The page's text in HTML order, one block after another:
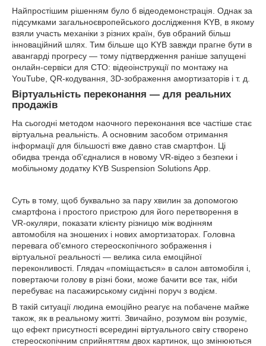
Найпростішим рішенням було б відеодемонстрація. Однак за
підсумками загальноєвропейського дослідження KYB, в якому
взяли участь механіки з різних країн, був обраний більш
інноваційний шлях. Тим більше що KYB завжди прагне бути в
авангарді прогресу — тому підтвердження раніше запущені
онлайн-сервіси для СТО: відеоінструкції по монтажу на
YouTube, QR-кодування, 3D-зображення амортизаторів і т. д.
Віртуальність переконання — для реальних
продажів
На сьогодні методом наочного переконання все частіше стає
віртуальна реальність. А основним засобом отримання
інформації для більшості вже давно став смартфон. Ці
обидва тренда об'єдналися в новому VR-відео з безпеки і
мобільному додатку KYB Suspension Solutions App.
Суть в тому, щоб буквально за пару хвилин за допомогою
смартфона і простого пристрою для його перетворення в
VR-окуляри, показати клієнту різницю між водінням
автомобіля на зношених і нових амортизаторах. Головна
перевага об'ємного стереоскопічного зображення і
віртуальної реальності — велика сила емоційної
переконливості. Глядач «поміщається» в салон автомобіля і,
повертаючи голову в різні боки, може бачити все так, ніби
перебуває на пасажирському сидінні поруч з водієм.
В такій ситуації людина емоційно реагує на побачене майже
також, як в реальному житті. Звичайно, розумом він розуміє,
що ефект присутності всередині віртуального світу створено
стереоскопічним сприйняттям двох картинок, що змінюються